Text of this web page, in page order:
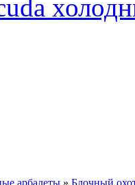
арбалеты » Блочный